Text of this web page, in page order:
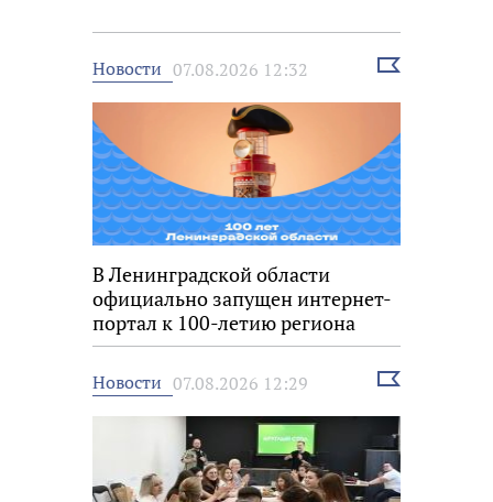
Новости 07.08.2026 12:32
Выбрать
В Ленинградской области
официально запущен интернет-
портал к 100-летию региона
Новости 07.08.2026 12:29
Выбрать